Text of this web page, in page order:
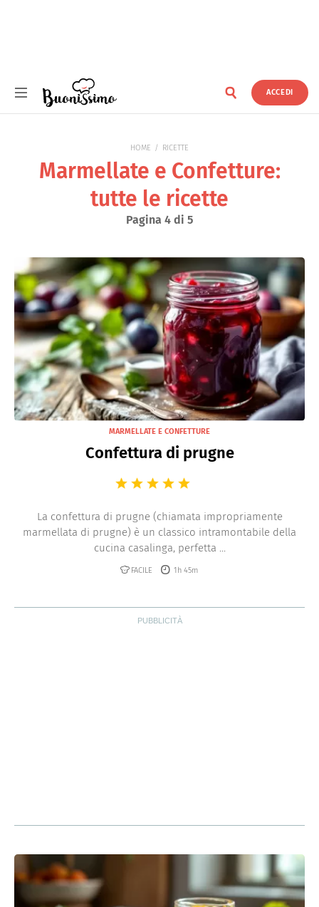
ACCEDI
HOME RICETTE
Marmellate e Confetture:
tutte le ricette
Pagina 4 di 5
MARMELLATE E CONFETTURE
Confettura di prugne
La confettura di prugne (chiamata impropriamente
marmellata di prugne) è un classico intramontabile della
cucina casalinga, perfetta ...
FACILE 1h 45m